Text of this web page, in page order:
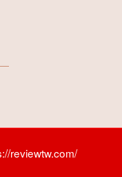
reviewtw.com/